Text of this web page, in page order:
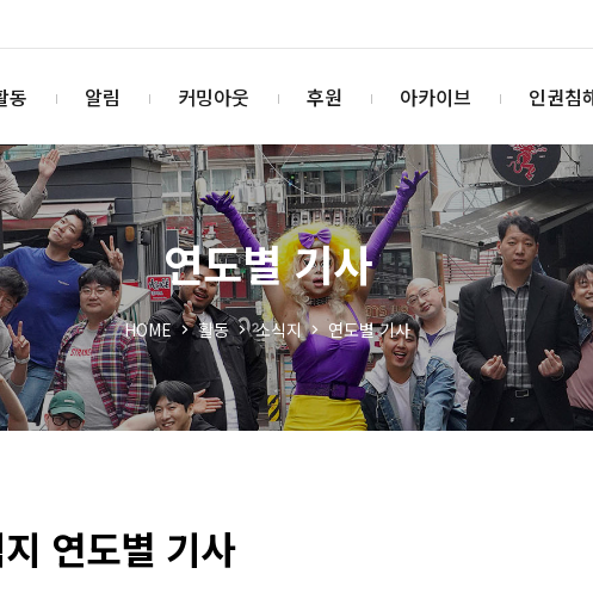
동 알림 커밍아웃 후원 아카이브 인권침
연도별 기사
HOME 활동 소식지 연도별 기사
연도별 기사